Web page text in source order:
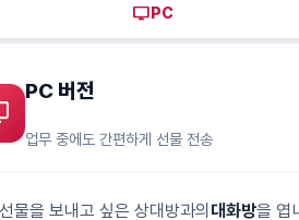
desktop_windowsPC
PC 버전
업무 중에도 간편하게 선물 전송
선물을 보내고 싶은 상대방과의 대화방을 엽